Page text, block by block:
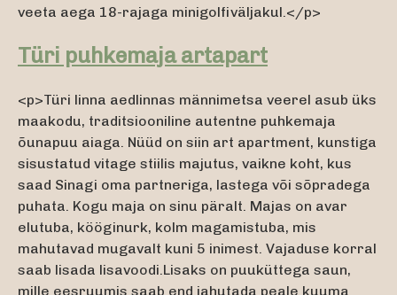
veeta aega 18-rajaga minigolfiväljakul.</p>
Türi puhkemaja artapart
<p>Türi linna aedlinnas männimetsa veerel asub üks
maakodu, traditsiooniline autentne puhkemaja
õunapuu aiaga. Nüüd on siin art apartment, kunstiga
sisustatud vitage stiilis majutus, vaikne koht, kus
saad Sinagi oma partneriga, lastega või sõpradega
puhata. Kogu maja on sinu päralt. Majas on avar
elutuba, kööginurk, kolm magamistuba, mis
mahutavad mugavalt kuni 5 inimest. Vajaduse korral
saab lisada lisavoodi.Lisaks on puuküttega saun,
mille eesruumis saab end jahutada peale kuuma